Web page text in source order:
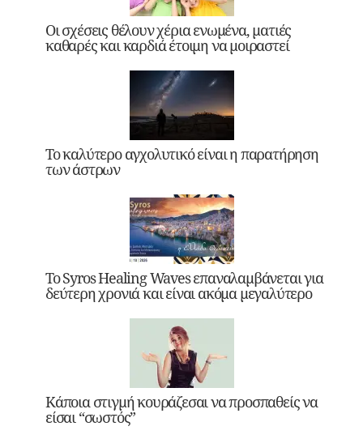
Οι σχέσεις θέλουν χέρια ενωμένα, ματιές
καθαρές και καρδιά έτοιμη να μοιραστεί
Το καλύτερο αγχολυτικό είναι η παρατήρηση
των άστρων
Το Syros Healing Waves επαναλαμβάνεται για
δεύτερη χρονιά και είναι ακόμα μεγαλύτερο
Κάποια στιγμή κουράζεσαι να προσπαθείς να
είσαι “σωστός”